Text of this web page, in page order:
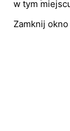
w tym
Zamknij okno